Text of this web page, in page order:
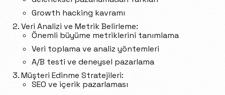
Growth hacking kavramı
Veri Analizi ve Metrik Belirleme:
Önemli büyüme metriklerini tanımlama
Veri toplama ve analiz yöntemleri
A/B testi ve deneysel pazarlama
Müşteri Edinme Stratejileri:
SEO ve içerik pazarlaması